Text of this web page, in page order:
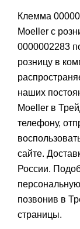
Клемма
Moeller с
0000002283
розницу в
наших
Moeller в
телефону,
сайте.
России.
позвонив в
страницы.